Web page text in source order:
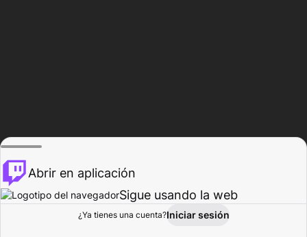
Explorar Actividad
Abrir en aplicación
Sigue usando la web
¿Ya tienes una cuenta?Iniciar sesión